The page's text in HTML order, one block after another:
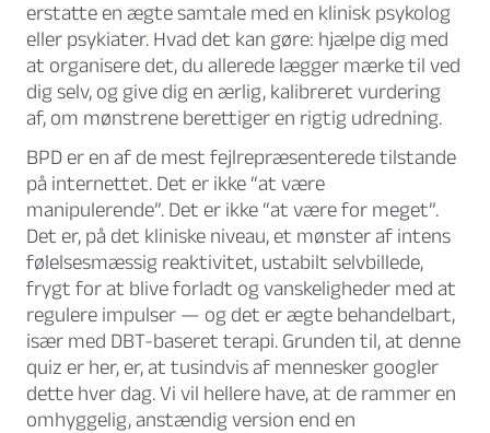
erstatte en ægte samtale med en klinisk psykolog
eller psykiater. Hvad det kan gøre: hjælpe dig med
at organisere det, du allerede lægger mærke til ved
dig selv, og give dig en ærlig, kalibreret vurdering
af, om mønstrene berettiger en rigtig udredning.
BPD er en af de mest fejlrepræsenterede tilstande
på internettet. Det er ikke “at være
manipulerende”. Det er ikke “at være for meget”.
Det er, på det kliniske niveau, et mønster af intens
følelsesmæssig reaktivitet, ustabilt selvbillede,
frygt for at blive forladt og vanskeligheder med at
regulere impulser — og det er ægte behandelbart,
især med DBT-baseret terapi. Grunden til, at denne
quiz er her, er, at tusindvis af mennesker googler
dette hver dag. Vi vil hellere have, at de rammer en
omhyggelig, anstændig version end en